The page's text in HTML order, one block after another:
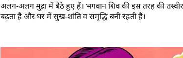
अलग-अलग मुद्रा में बैठे हुए हैं। भगवान शिव की इस तरह की
बढ़ता है और घर में सुख-शांति व समृद्धि बनी रहती है।